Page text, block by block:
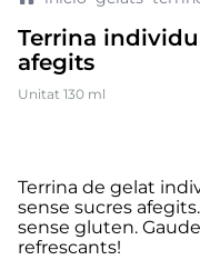
Terrina
afegits
Unitat 130 ml
Terrina de gelat
sense sucres
sense gluten.
refrescants!
gambas
3 patatas
5. verduras
6. croquetas